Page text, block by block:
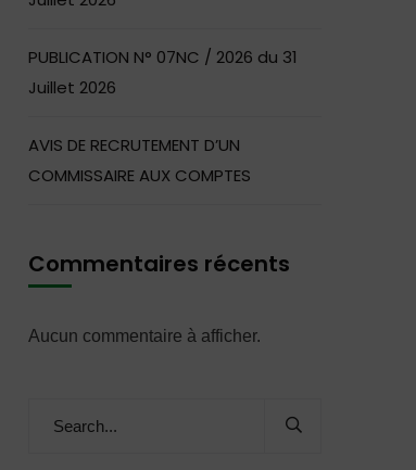
PUBLICATION N° 07NC / 2026 du 31
Juillet 2026
AVIS DE RECRUTEMENT D’UN
COMMISSAIRE AUX COMPTES
Commentaires récents
Aucun commentaire à afficher.